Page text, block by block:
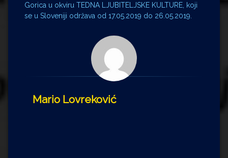
Gorica u okviru TEDNA LJUBITELJSKE KULTURE, koji
se u Sloveniji održava od 17.05.2019 do 26.05.2019.
Mario Lovreković